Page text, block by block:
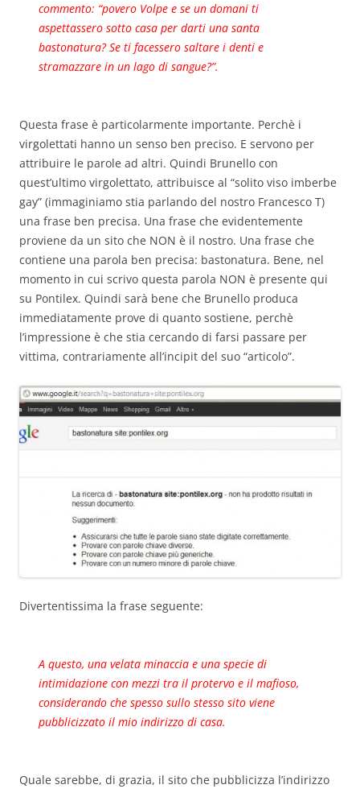
commento: “povero Volpe e se un domani ti
aspettassero sotto casa per darti una santa
bastonatura? Se ti facessero saltare i denti e
stramazzare in un lago di sangue?”.
Questa frase è particolarmente importante. Perchè i
virgolettati hanno un senso ben preciso. E servono per
attribuire le parole ad altri. Quindi Brunello con
quest’ultimo virgolettato, attribuisce al “solito viso imberbe
gay” (immaginiamo stia parlando del nostro Francesco T)
una frase ben precisa. Una frase che evidentemente
proviene da un sito che NON è il nostro. Una frase che
contiene una parola ben precisa: bastonatura. Bene, nel
momento in cui scrivo questa parola NON è presente qui
su Pontilex. Quindi sarà bene che Brunello produca
immediatamente prove di quanto sostiene, perchè
l’impressione è che stia cercando di farsi passare per
vittima, contrariamente all’incipit del suo “articolo”.
Divertentissima la frase seguente:
A questo, una velata minaccia e una specie di
intimidazione con mezzi tra il protervo e il mafioso,
considerando che spesso sullo stesso sito viene
pubblicizzato il mio indirizzo di casa.
Quale sarebbe, di grazia, il sito che pubblicizza l’indirizzo